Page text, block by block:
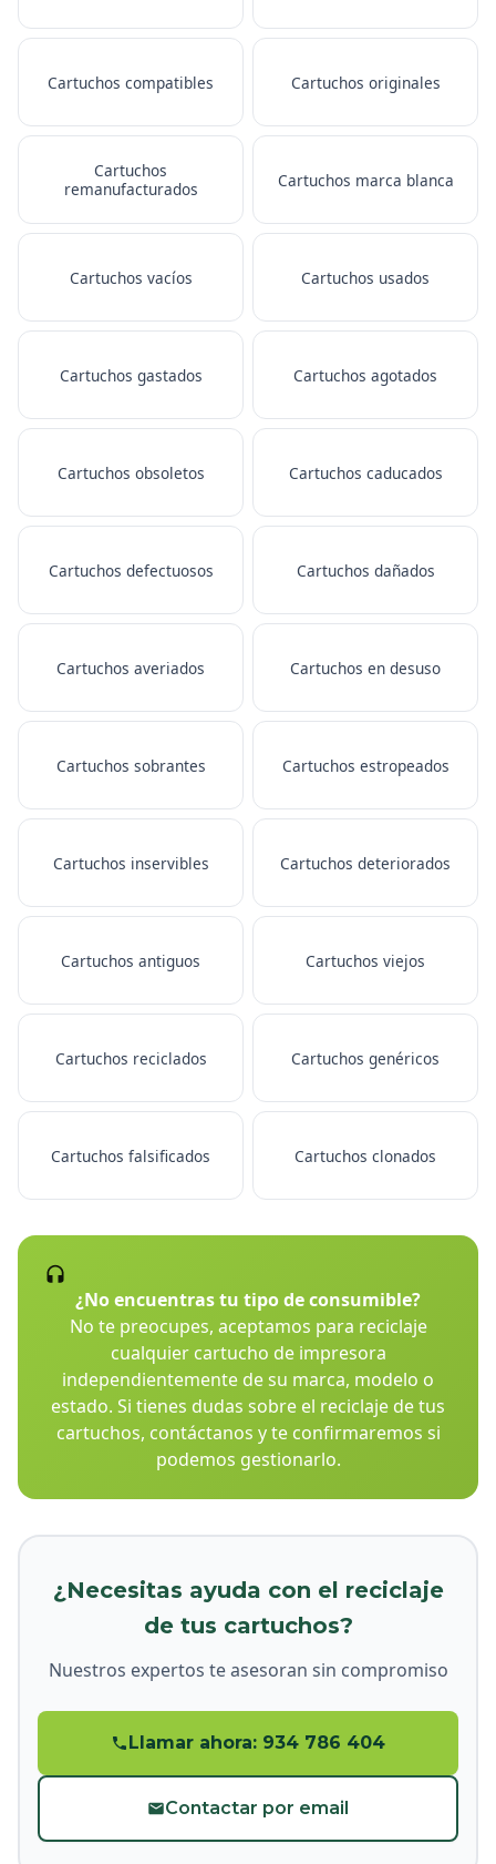
Cartuchos compatibles Cartuchos originales
Cartuchos
remanufacturados
Cartuchos marca blanca
Cartuchos vacíos Cartuchos usados
Cartuchos gastados Cartuchos agotados
Cartuchos obsoletos Cartuchos caducados
Cartuchos defectuosos Cartuchos dañados
Cartuchos averiados Cartuchos en desuso
Cartuchos sobrantes Cartuchos estropeados
Cartuchos inservibles Cartuchos deteriorados
Cartuchos antiguos Cartuchos viejos
Cartuchos reciclados Cartuchos genéricos
Cartuchos falsificados Cartuchos clonados
¿No encuentras tu tipo de consumible?
No te preocupes, aceptamos para reciclaje
cualquier cartucho de impresora
independientemente de su marca, modelo o
estado. Si tienes dudas sobre el reciclaje de tus
cartuchos, contáctanos y te confirmaremos si
podemos gestionarlo.
¿Necesitas ayuda con el reciclaje
de tus cartuchos?
Nuestros expertos te asesoran sin compromiso
Llamar ahora: 934 786 404
Contactar por email